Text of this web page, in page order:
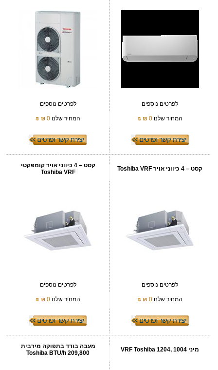
לפרטים נוספים
המחיר שלנו0 ₪
₪
לפרטים נוספים
המחיר שלנו 0 ₪
₪
קסט – 4 כיווני אויר Toshiba VRF
לפרטים נוספים
המחיר שלנו0 ₪
₪
קסט – 4 כיווני אויר קומפקטי
Toshiba VRF
לפרטים נוספים
המחיר שלנו 0 ₪
₪
מיני VRF Toshiba 1204, 1004
מעבה בודד בתפוקה מירבית
209,800 Toshiba BTU/h